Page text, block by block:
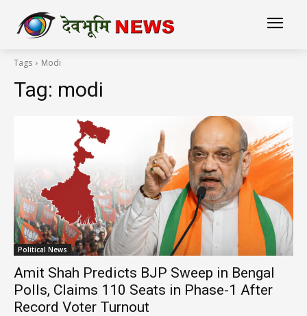
Tags Modi
Tag: modi
Political News
Amit Shah Predicts BJP Sweep in Bengal
Polls, Claims 110 Seats in Phase-1 After
Record Voter Turnout